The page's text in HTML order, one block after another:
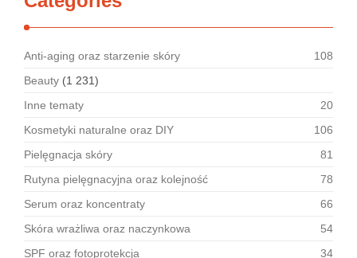
Anti-aging oraz starzenie skóry
108
Beauty (1 231)
Inne tematy
20
Kosmetyki naturalne oraz DIY
106
Pielęgnacja skóry
81
Rutyna pielęgnacyjna oraz kolejność
78
Serum oraz koncentraty
66
Skóra wrażliwa oraz naczynkowa
54
SPF oraz fotoprotekcja
34